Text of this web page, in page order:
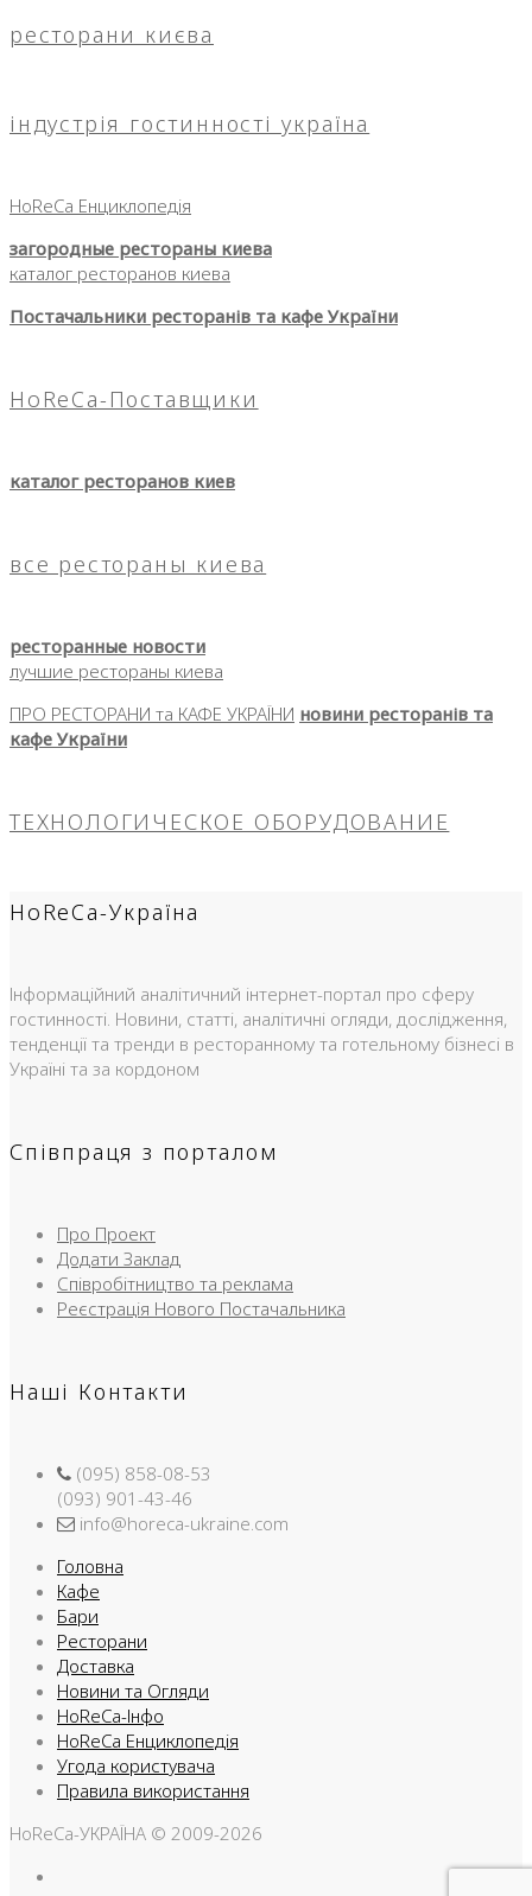
ресторани києва
індустрія гостинності україна
HoReCa Енциклопедія
загородные рестораны киева
каталог ресторанов киева
Постачальники ресторанів та кафе України
HoReCa-Поставщики
каталог ресторанов киев
все рестораны киева
ресторанные новости
лучшие рестораны киева
ПРО РЕСТОРАНИ та КАФЕ УКРАЇНИ новини ресторанів та
кафе України
ТЕХНОЛОГИЧЕСКОЕ ОБОРУДОВАНИЕ
HoReCa-Україна
Інформаційний аналітичний інтернет-портал про сферу
гостинності. Новини, статті, аналітичні огляди, дослідження,
тенденції та тренди в ресторанному та готельному бізнесі в
Україні та за кордоном
Співпраця з порталом
Про Проект
Додати Заклад
Співробітництво та реклама
Реєстрація Нового Постачальника
Наші Контакти
(095) 858-08-53
(093) 901-43-46
info@horeca-ukraine.com
Головна
Кафе
Бари
Ресторани
Доставка
Новини та Огляди
HoReCa-Інфо
HoReCa Енциклопедія
Угода користувача
Правила використання
HoReCa-УКРАЇНА © 2009-2026